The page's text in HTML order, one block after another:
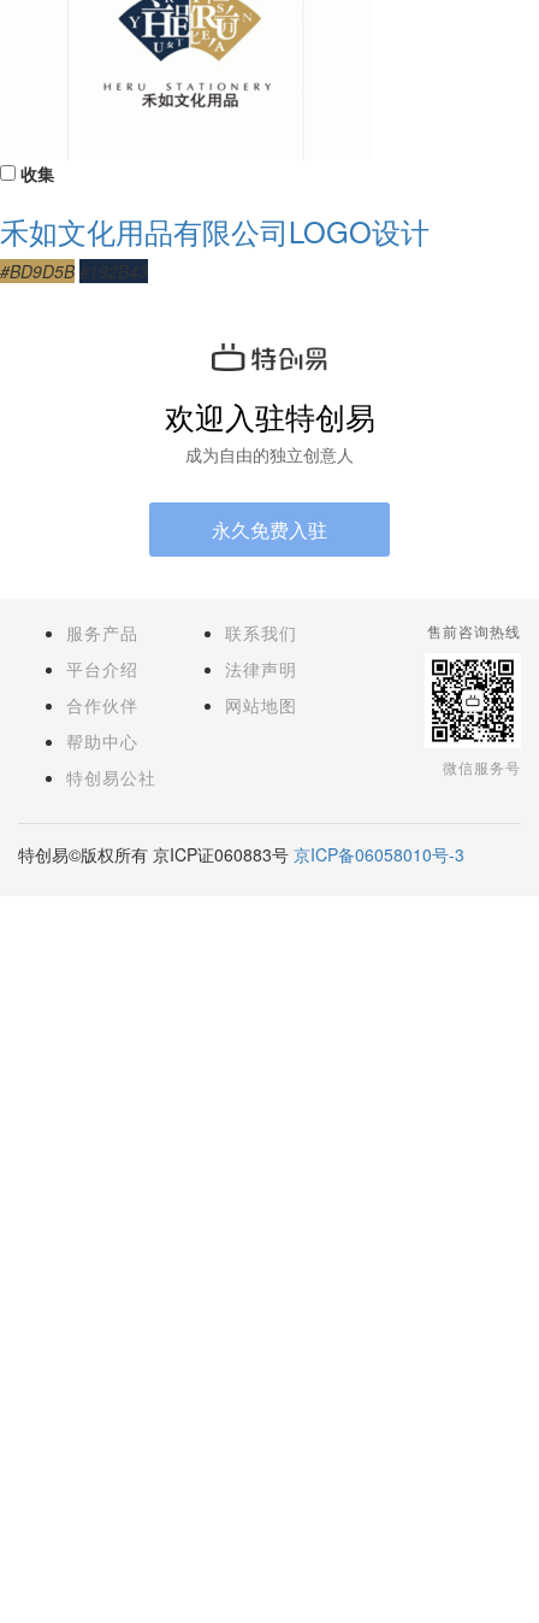
收集
禾如文化用品有限公司LOGO设计
#BD9D5B #192B43
欢迎入驻特创易
成为自由的独立创意人
永久免费入驻
服务产品
平台介绍
合作伙伴
帮助中心
特创易公社
联系我们
法律声明
网站地图
售前咨询热线
微信服务号
特创易©版权所有 京ICP证060883号 京ICP备06058010号-3